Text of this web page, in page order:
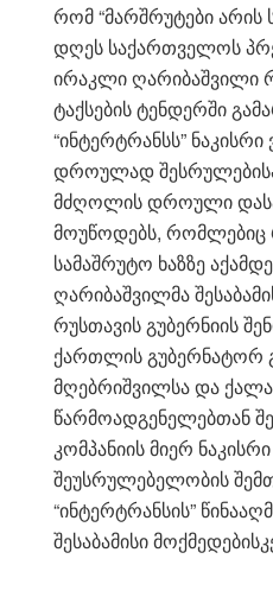
რომ “მარშრუტები არის
დღეს საქართველოს
ირაკლი ღარიბაშვილი
ტაქსების ტენდერში
“ინტერტრანსს”
დროულად
მძღოლის დროული
მოუწოდებს, რომლებიც
სამაშრუტო ხაზზე
ღარიბაშვილმა
რუსთავის გუბერნიის
ქართლის გუბერნატორ
მღებრიშვილსა და
წარმოადგენელებთან
კომპანიის მიერ
შეუსრულებელობის
“ინტერტრანსის”
შესაბამისი